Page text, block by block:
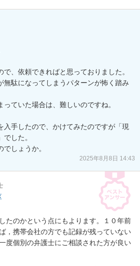
、依頼できればと思っておりました。
無駄になってしまうパターンが怖く踏み
ていた場合は、難しいのですね。
入手したので、かけてみたのですが「現
した。
しょうか。
2025年8月8日 14:43
たのかという点にもよります。１０年前
，携帯会社の方でも記録が残っていない
度個別の弁護士にご相談された方が良い